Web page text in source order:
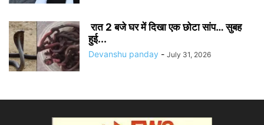
रात 2 बजे घर में दिखा एक छोटा सांप… सुबह
हुई...
Devanshu panday - July 31, 2026